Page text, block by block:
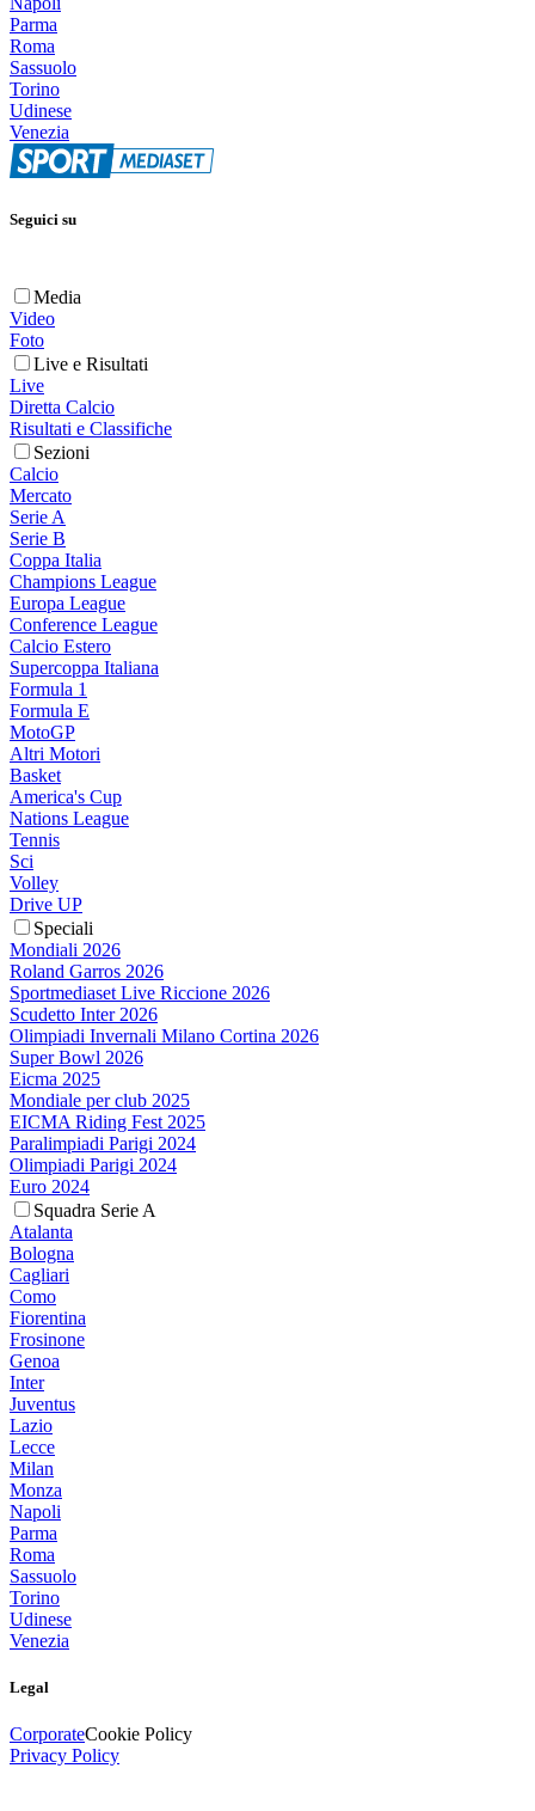
Parma
Roma
Sassuolo
Torino
Udinese
Venezia
Seguici su
Media
Video
Foto
Live e Risultati
Live
Diretta Calcio
Risultati e Classifiche
Sezioni
Calcio
Mercato
Serie A
Serie B
Coppa Italia
Champions League
Europa League
Conference League
Calcio Estero
Supercoppa Italiana
Formula 1
Formula E
MotoGP
Altri Motori
Basket
America's Cup
Nations League
Tennis
Sci
Volley
Drive UP
Speciali
Mondiali 2026
Roland Garros 2026
Sportmediaset Live Riccione 2026
Scudetto Inter 2026
Olimpiadi Invernali Milano Cortina 2026
Super Bowl 2026
Eicma 2025
Mondiale per club 2025
EICMA Riding Fest 2025
Paralimpiadi Parigi 2024
Olimpiadi Parigi 2024
Euro 2024
Squadra Serie A
Atalanta
Bologna
Cagliari
Como
Fiorentina
Frosinone
Genoa
Inter
Juventus
Lazio
Lecce
Milan
Monza
Napoli
Parma
Roma
Sassuolo
Torino
Udinese
Venezia
Legal
CorporateCookie Policy
Privacy Policy